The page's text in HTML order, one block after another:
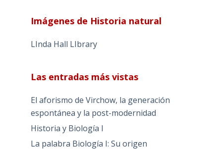
Imágenes de Historia natural
LInda Hall LIbrary
Las entradas más vistas
El aforismo de Virchow, la generación
espontánea y la post-modernidad
Historia y Biología I
La palabra Biología I: Su origen